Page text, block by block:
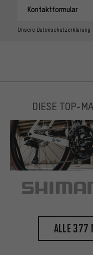
Kontaktformular
Unsere Datenschutzerklärung
DIESE TOP-
Alle 377